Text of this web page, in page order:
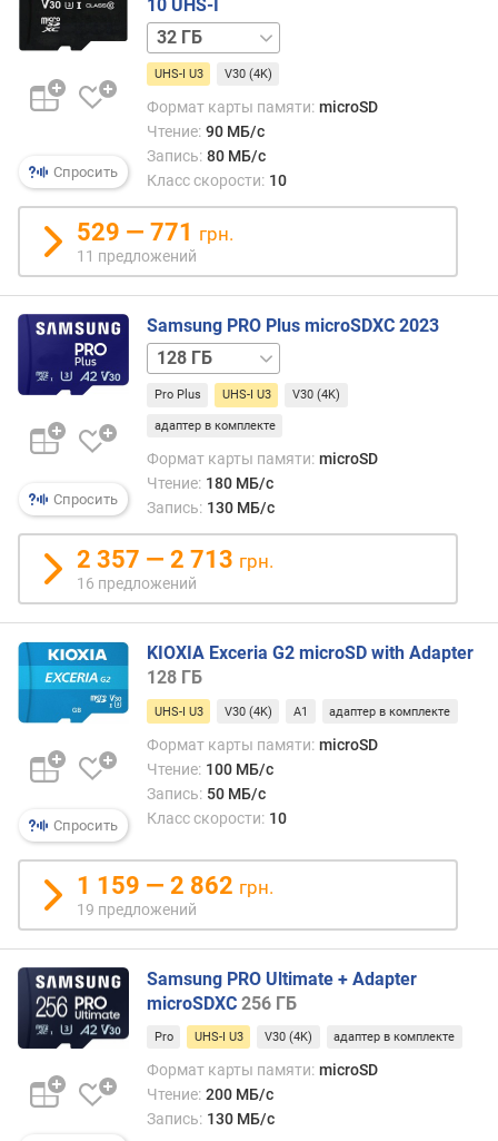
Спросить
10 UHS-I
64 ГБ
UHS-I U3 V30 (4K)
Формат карты памяти: microSD
Чтение: 90 МБ/с
Запись: 80 МБ/с
Класс скорости: 10
529 — 771 грн.
11 предложений
Спросить
Samsung PRO Plus microSDXC 2023
512 ГБ
Pro Plus UHS-I U3 V30 (4K)
адаптер в комплекте
Формат карты памяти: microSD
Чтение: 180 МБ/с
Запись: 130 МБ/с
2 357 — 2 713 грн.
16 предложений
Спросить
KIOXIA Exceria G2 microSD with Adapter
128 ГБ
UHS-I U3 V30 (4K) A1 адаптер в комплекте
Формат карты памяти: microSD
Чтение: 100 МБ/с
Запись: 50 МБ/с
Класс скорости: 10
1 159 — 2 862 грн.
19 предложений
Samsung PRO Ultimate + Adapter
microSDXC 256 ГБ
Pro UHS-I U3 V30 (4K) адаптер в комплекте
Формат карты памяти: microSD
Чтение: 200 МБ/с
Запись: 130 МБ/с